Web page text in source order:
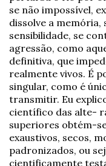
se não impossível,
dissolve a memória,
sensibilidade, se
agressão, como
definitiva, que
realmente vivos. É
singular, como é
transmitir. Eu
científico das alte-
superiores obtém-
exaustivos, secos,
padronizados, ou
cientificamente